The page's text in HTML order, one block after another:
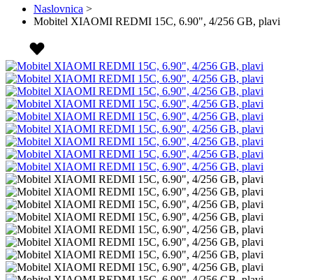
Naslovnica >
Mobitel XIAOMI REDMI 15C, 6.90", 4/256 GB, plavi